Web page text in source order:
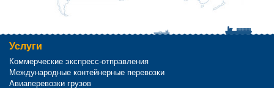
Услуги
Коммерческие экспресс-отправления
Международные контейнерные перевозки
Авиаперевозки грузов